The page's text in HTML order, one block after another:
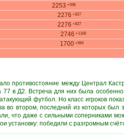
2253 +598
2276 +827
2276 +827
2746 +1168
1700+684
противостояние между Централ
в Д2. Встреча для них была особенно
футбол. Но класс игроков
во втором, последний из которых был
что даже с сильными соперниками
установку: победили с разгромным